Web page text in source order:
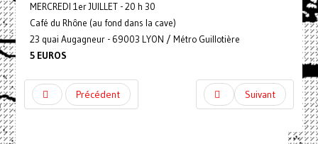
MERCREDI 1er JUILLET - 20 h 30
Café du Rhône (au fond dans la cave)
23 quai Augagneur - 69003 LYON / Métro Guillotière
5 EUROS
Précédent Suivant